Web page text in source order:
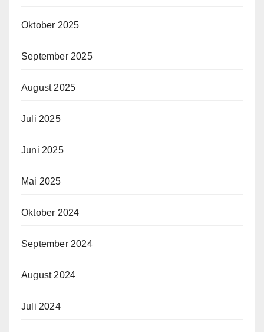
Oktober 2025
September 2025
August 2025
Juli 2025
Juni 2025
Mai 2025
Oktober 2024
September 2024
August 2024
Juli 2024